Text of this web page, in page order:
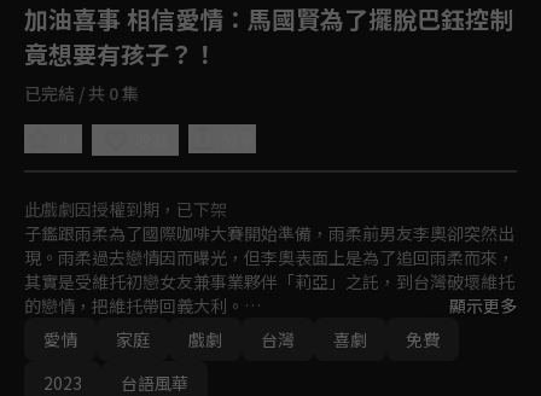
加油喜事 相信愛情 ：馬國賢為了擺脫巴鈺控制
竟想要有孩子？！
已完結 / 共 0 集
此戲劇因授權到期，已下架
子鑑跟雨柔為了國際咖啡大賽開始準備，雨柔前男友李奧卻突然出
現。雨柔過去戀情因而曝光，但李奧表面上是為了追回雨柔而來，
其實是受維托初戀女友兼事業夥伴「莉亞」之託，到台灣破壞維托
的戀情，把維托帶回義大利。
德超在郵局收到一批要退回給寄件人的信件，寄件人竟然是高老
板。那些被退的信件都是寄給他的兒子「高瑞宏」。
子鑑和雨柔要結婚了。武林兩家又要再辦一場武林囍事，武家歡歡
顯示更多
愛情
家庭 戲劇 台灣 喜劇
免費
2023
台語風華